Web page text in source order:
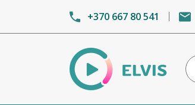
+370 667 80 541